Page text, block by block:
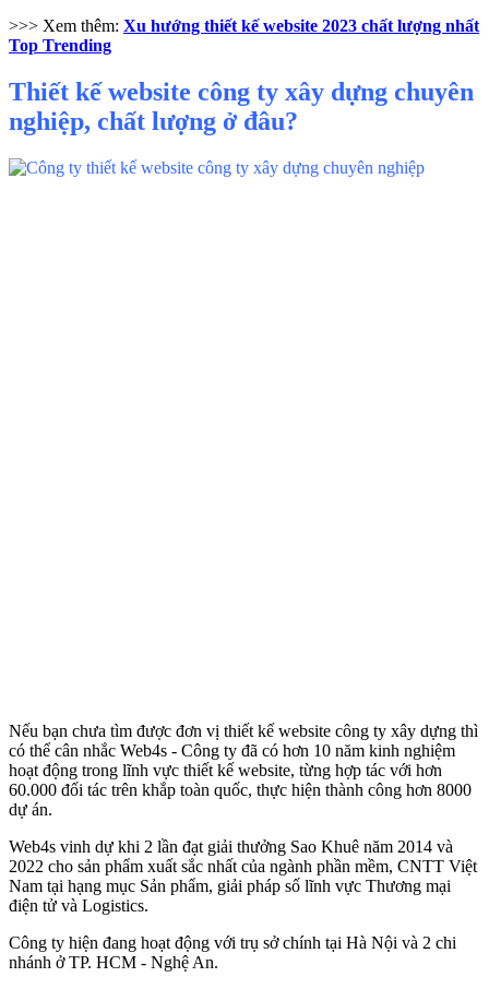
>>> Xem thêm: Xu hướng thiết kế website 2023 chất lượng nhất
Top Trending
Thiết kế website công ty xây dựng chuyên
nghiệp, chất lượng ở đâu?
Nếu bạn chưa tìm được đơn vị thiết kế website công ty xây dựng thì
có thể cân nhắc Web4s - Công ty đã có hơn 10 năm kinh nghiệm
hoạt động trong lĩnh vực thiết kế website, từng hợp tác với hơn
60.000 đối tác trên khắp toàn quốc, thực hiện thành công hơn 8000
dự án.
Web4s vinh dự khi 2 lần đạt giải thưởng Sao Khuê năm 2014 và
2022 cho sản phẩm xuất sắc nhất của ngành phần mềm, CNTT Việt
Nam tại hạng mục Sản phẩm, giải pháp số lĩnh vực Thương mại
điện tử và Logistics.
Công ty hiện đang hoạt động với trụ sở chính tại Hà Nội và 2 chi
nhánh ở TP. HCM - Nghệ An.